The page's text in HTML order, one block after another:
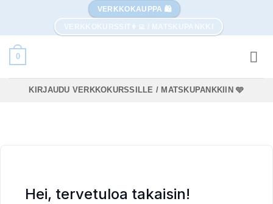
content
VERKKOKAUPPA 🛍️
0
KIRJAUDU VERKKOKURSSILLE / MATSKUPANKKIIN 🩵
Hei, tervetuloa takaisin!